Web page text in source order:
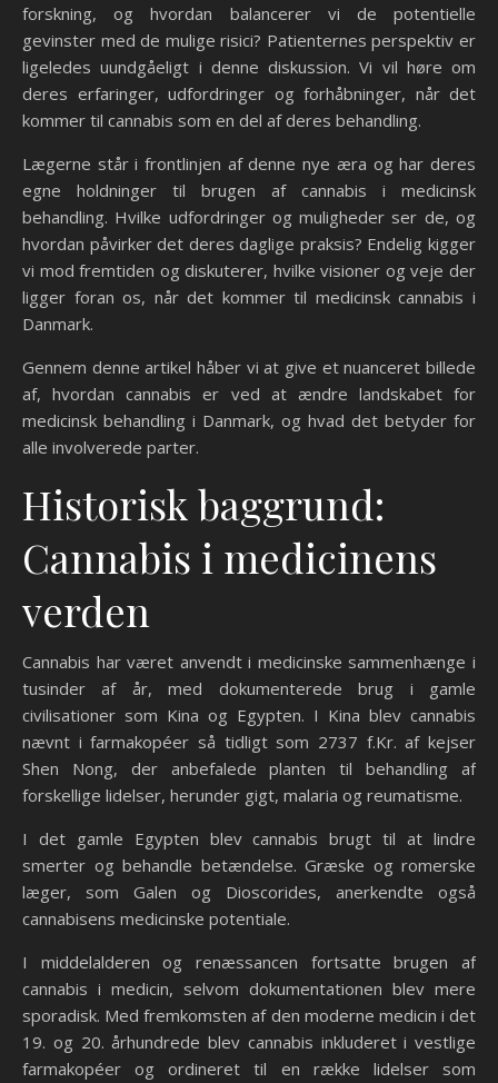
forskning, og hvordan balancerer vi de potentielle
gevinster med de mulige risici? Patienternes perspektiv er
ligeledes uundgåeligt i denne diskussion. Vi vil høre om
deres erfaringer, udfordringer og forhåbninger, når det
kommer til cannabis som en del af deres behandling.
Lægerne står i frontlinjen af denne nye æra og har deres
egne holdninger til brugen af cannabis i medicinsk
behandling. Hvilke udfordringer og muligheder ser de, og
hvordan påvirker det deres daglige praksis? Endelig kigger
vi mod fremtiden og diskuterer, hvilke visioner og veje der
ligger foran os, når det kommer til medicinsk cannabis i
Danmark.
Gennem denne artikel håber vi at give et nuanceret billede
af, hvordan cannabis er ved at ændre landskabet for
medicinsk behandling i Danmark, og hvad det betyder for
alle involverede parter.
Historisk baggrund:
Cannabis i medicinens
verden
Cannabis har været anvendt i medicinske sammenhænge i
tusinder af år, med dokumenterede brug i gamle
civilisationer som Kina og Egypten. I Kina blev cannabis
nævnt i farmakopéer så tidligt som 2737 f.Kr. af kejser
Shen Nong, der anbefalede planten til behandling af
forskellige lidelser, herunder gigt, malaria og reumatisme.
I det gamle Egypten blev cannabis brugt til at lindre
smerter og behandle betændelse. Græske og romerske
læger, som Galen og Dioscorides, anerkendte også
cannabisens medicinske potentiale.
I middelalderen og renæssancen fortsatte brugen af
cannabis i medicin, selvom dokumentationen blev mere
sporadisk. Med fremkomsten af den moderne medicin i det
19. og 20. århundrede blev cannabis inkluderet i vestlige
farmakopéer og ordineret til en række lidelser som